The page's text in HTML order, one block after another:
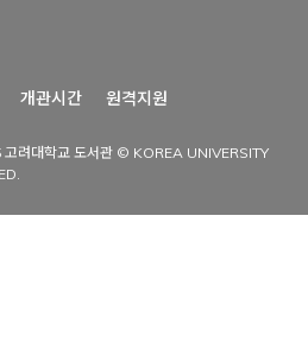
개관시간 원격지원
려대학교 도서관 © KOREA UNIVERSITY